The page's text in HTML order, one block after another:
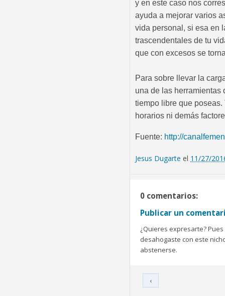
y en este caso nos
ayuda a mejorar varios
vida personal, si esa en
trascendentales de tu
que con excesos se
Para sobre llevar la
una de las herramientas
tiempo libre que
horarios ni demás
Fuente: http://
Jesus Dugarte el 11/27/
0 comentarios:
Publicar un
¿Quieres expresarte?
desahogaste con este
abstenerse.
‹